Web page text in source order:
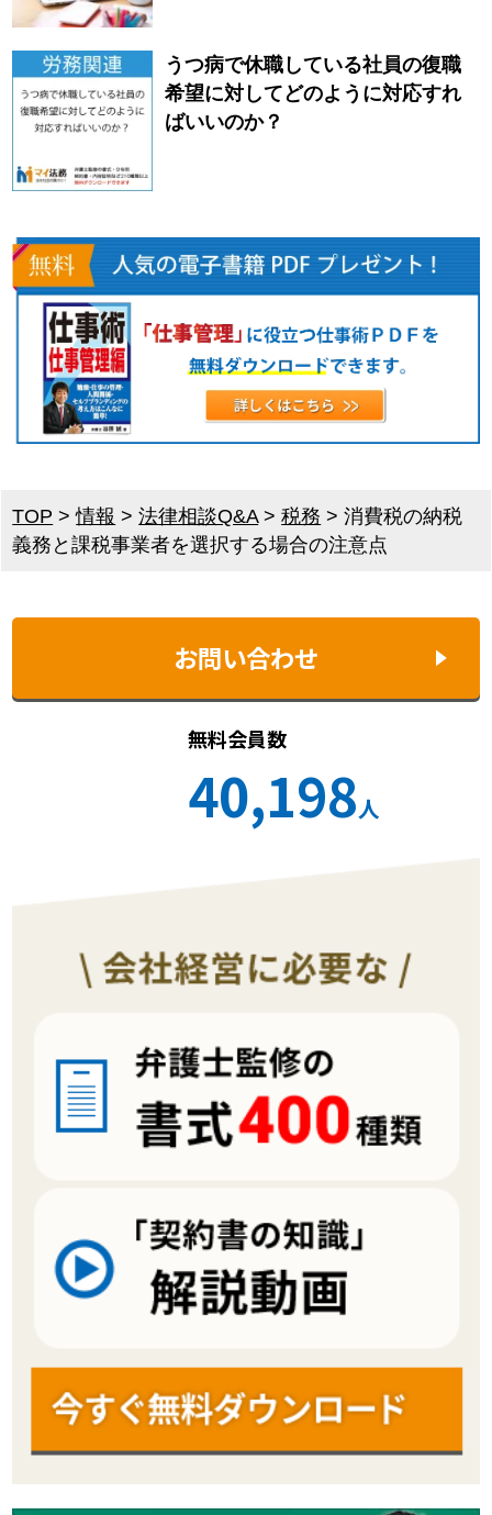
うつ病で休職している社員の復職
希望に対してどのように対応すれ
ばいいのか？
TOP >情報 >法律相談Q&A>税務 >消費税の納税
義務と課税事業者を選択する場合の注意点
お問い合わせ
無料会員数
40,198人